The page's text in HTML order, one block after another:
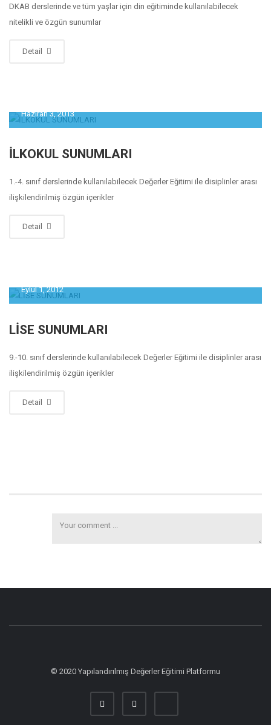
DKAB derslerinde ve tüm yaşlar için din eğitiminde kullanılabilecek
nitelikli ve özgün sunumlar
Detail
Haziran 3, 2013
İLKOKUL SUNUMLARI
1.-4. sınıf derslerinde kullanılabilecek Değerler Eğitimi ile disiplinler arası
ilişkilendirilmiş özgün içerikler
Detail
Eylül 1, 2012
LİSE SUNUMLARI
9.-10. sınıf derslerinde kullanılabilecek Değerler Eğitimi ile disiplinler arası
ilişkilendirilmiş özgün içerikler
Detail
© 2020 Yapılandırılmış Değerler Eğitimi Platformu